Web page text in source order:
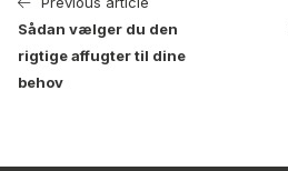
Sådan vælger du den
rigtige affugter til dine
behov